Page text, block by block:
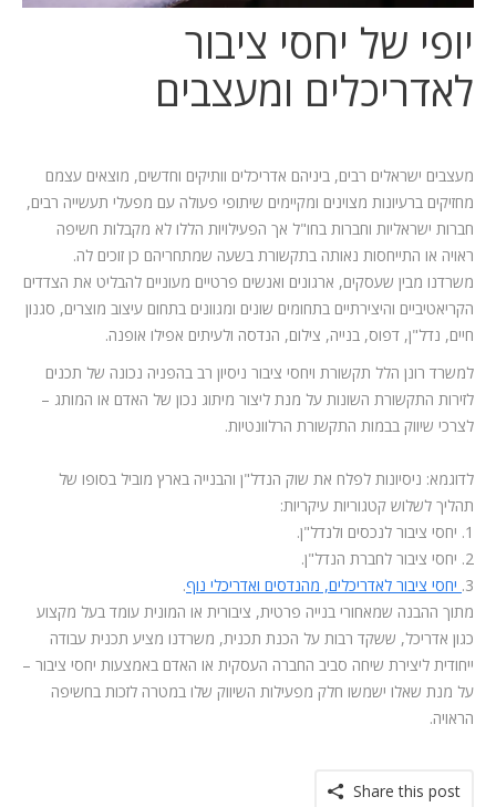
יופי של יחסי ציבור
לאדריכלים ומעצבים
מעצבים ישראלים רבים, ביניהם אדריכלים וותיקים וחדשים, מוצאים עצמם
מחזיקים ברעיונות מצוינים ומקיימים שיתופי פעולה עם מפעלי תעשייה רבים,
חברות ישראליות וחברות בחו"ל אך הפעילויות הללו לא מקבלות חשיפה
ראויה או התייחסות נאותה בתקשורת בשעה שמתחריהם כן זוכים לה.
משרדנו מבין שעסקים, ארגונים ואנשים פרטיים מעוניים להבליט את הצדדים
הקריאטיביים והיצירתיים בתחומים שונים ומגוונים בתחום עיצוב מוצרים, סגנון
חיים, נדל"ן, דפוס, בנייה, צילום, הנדסה ולעיתים אפילו אופנה.
למשרד רונן הלל תקשורת ויחסי ציבור ניסיון רב בהפניה נכונה של תכנים
לזירות התקשורת השונות על מנת ליצור מיתוג נכון של האדם או המותג –
לצרכי שיווק בבמות התקשורת הרלוונטיות.
לדוגמא: ניסיונות לפלח את שוק הנדל"ן והבנייה בארץ מוביל בסופו של
תהליך לשלוש קטגוריות עיקריות:
1. יחסי ציבור לנכסים ולנדל"ן.
2. יחסי ציבור לחברת הנדל"ן.
3. יחסי ציבור לאדריכלים, מהנדסים ואדריכלי נוף.
מתוך ההבנה שמאחורי בנייה פרטית, ציבורית או המונית עומד בעל מקצוע
כגון אדריכל, ששקד רבות על הכנת תכנית, משרדנו מציע תכנית עבודה
ייחודית ליצירת שיחה סביב החברה העסקית או האדם באמצעות יחסי ציבור –
על מנת שאלו ישמשו חלק מפעילות השיווק שלו במטרה לזכות בחשיפה
הראויה.
Share this post